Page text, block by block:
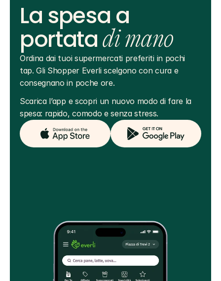
La spesa a
portatadi mano
Ordina dai tuoi supermercati preferiti in pochi
tap. Gli Shopper Everli scelgono con cura e
consegnano in poche ore.
Scarica l’app e scopri un nuovo modo di fare la
spesa: rapido, comodo e senza stress.